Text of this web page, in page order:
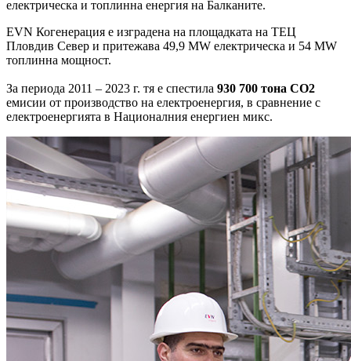
електрическа и топлинна енергия на Балканите.
EVN Когенерация е изградена на площадката на ТЕЦ
Пловдив Север и притежава 49,9 MW електрическа и 54 MW
топлинна мощност.
За периода 2011 – 2023 г. тя е спестила 930 700 тона СО2
емисии от производство на електроенергия, в сравнение с
електроенергията в Националния енергиен микс.